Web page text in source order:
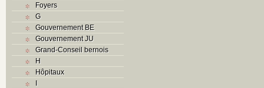
Foyers
G
Gouvernement BE
Gouvernement JU
Grand-Conseil bernois
H
Hôpitaux
I